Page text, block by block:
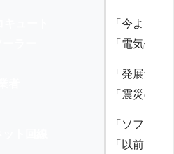
「今より
「電気代を
「発展途
「震災の
「ソフト
「以前、